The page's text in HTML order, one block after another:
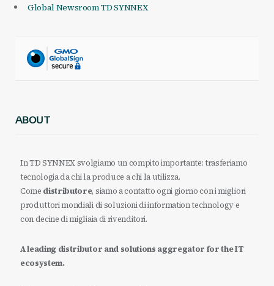
Global Newsroom TD SYNNEX
ABOUT
In TD SYNNEX svolgiamo un compito importante: trasferiamo
tecnologia da chi la produce a chi la utilizza.
Come distributore, siamo a contatto ogni giorno con i migliori
produttori mondiali di soluzioni di information technology e
con decine di migliaia di rivenditori.
A leading distributor and solutions aggregator for the IT
ecosystem.